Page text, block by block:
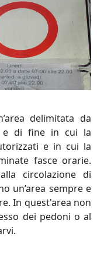
delimitata da
e di fine in cui la
e in cui la
fasce orarie.
circolazione di
un’area sempre e
In quest'area non
dei pedoni o al